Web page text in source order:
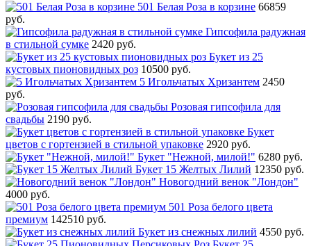
501 Белая Роза в корзине 66859
руб.
Гипсофила радужная
в стильной сумке 2420 руб.
Букет из 25
кустовых пионовидных роз 10500 руб.
5 Игольчатых Хризантем 2450
руб.
Розовая гипсофила для
свадьбы 2190 руб.
Букет
цветов с гортензией в стильной упаковке 2920 руб.
Букет "Нежной, милой!" 6280 руб.
Букет 15 Желтых Лилий 12350 руб.
Новогодний венок "Лондон"
4000 руб.
501 Роза белого цвета
премиум 142510 руб.
Букет из снежных лилий 4550 руб.